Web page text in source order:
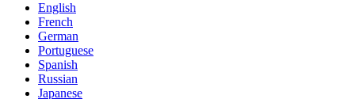
English
French
German
Portuguese
Spanish
Russian
Japanese